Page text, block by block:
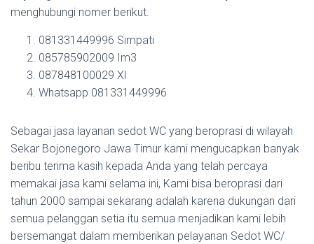
menghubungi nomer berikut.
081331449996 Simpati
085785902009 Im3
087848100029 Xl
Whatsapp 081331449996
Sebagai jasa layanan sedot WC yang beroprasi di wilayah
Sekar Bojonegoro Jawa Timur kami mengucapkan banyak
beribu terima kasih kepada Anda yang telah percaya
memakai jasa kami selama ini, Kami bisa beroprasi dari
tahun 2000 sampai sekarang adalah karena dukungan dari
semua pelanggan setia itu semua menjadikan kami lebih
bersemangat dalam memberikan pelayanan Sedot WC/